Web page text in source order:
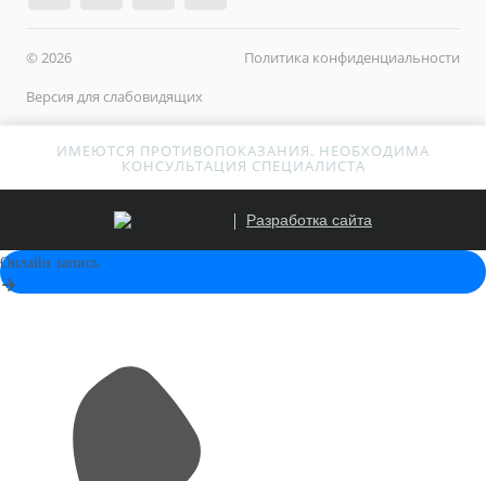
© 2026
Политика конфиденциальности
Версия для слабовидящих
ИМЕЮТСЯ ПРОТИВОПОКАЗАНИЯ. НЕОБХОДИМА
КОНСУЛЬТАЦИЯ СПЕЦИАЛИСТА
Разработка сайта